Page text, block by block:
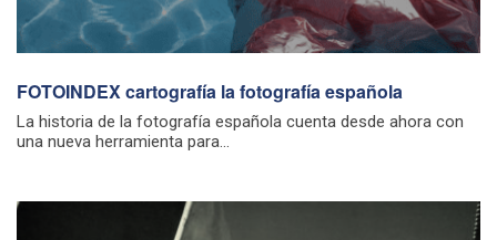
FOTOINDEX cartografía la fotografía española
La historia de la fotografía española cuenta desde ahora con
una nueva herramienta para...